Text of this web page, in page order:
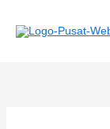
konten